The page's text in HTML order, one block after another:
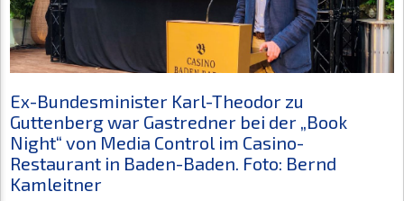
Ex-Bundesminister Karl-Theodor zu
Guttenberg war Gastredner bei der „Book
Night“ von Media Control im Casino-
Restaurant in Baden-Baden. Foto: Bernd
Kamleitner